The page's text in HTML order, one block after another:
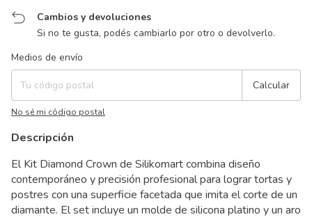
Cambios y devoluciones
Si no te gusta, podés cambiarlo por otro o devolverlo.
Entregas para el CP:
Medios de envío
Calcular
No sé mi código postal
Descripción
El Kit Diamond Crown de Silikomart combina diseño
contemporáneo y precisión profesional para lograr tortas y
postres con una superficie facetada que imita el corte de un
diamante. El set incluye un molde de silicona platino y un aro